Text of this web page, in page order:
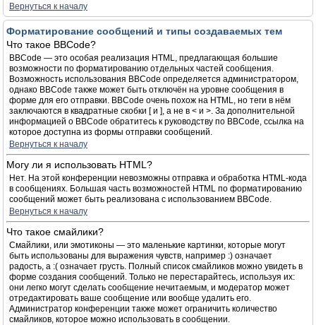
Вернуться к началу
Форматирование сообщений и типы создаваемых тем
Что такое BBCode?
BBCode — это особая реализация HTML, предлагающая большие
возможности по форматированию отдельных частей сообщения.
Возможность использования BBCode определяется администратором,
однако BBCode также может быть отключён на уровне сообщения в
форме для его отправки. BBCode очень похож на HTML, но теги в нём
заключаются в квадратные скобки [ и ], а не в < и >. За дополнительной
информацией о BBCode обратитесь к руководству по BBCode, ссылка на
которое доступна из формы отправки сообщений.
Вернуться к началу
Могу ли я использовать HTML?
Нет. На этой конференции невозможны отправка и обработка HTML-кода
в сообщениях. Большая часть возможностей HTML по форматированию
сообщений может быть реализована с использованием BBCode.
Вернуться к началу
Что такое смайлики?
Смайлики, или эмотиконы — это маленькие картинки, которые могут
быть использованы для выражения чувств, например :) означает
радость, а :( означает грусть. Полный список смайликов можно увидеть в
форме создания сообщений. Только не перестарайтесь, используя их:
они легко могут сделать сообщение нечитаемым, и модератор может
отредактировать ваше сообщение или вообще удалить его.
Администратор конференции также может ограничить количество
смайликов, которое можно использовать в сообщении.